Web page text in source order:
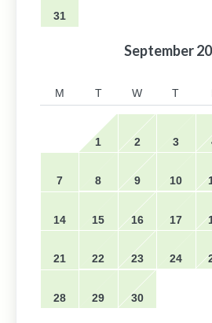
31
September
M T W T
1 2 3
7 8 9 10
14 15 16 17
21 22 23 24
28 29 30